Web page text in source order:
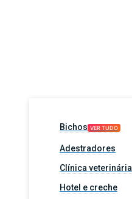
Bichos VER TUDO
Adestradores
Clínica veterinária
Hotel e creche